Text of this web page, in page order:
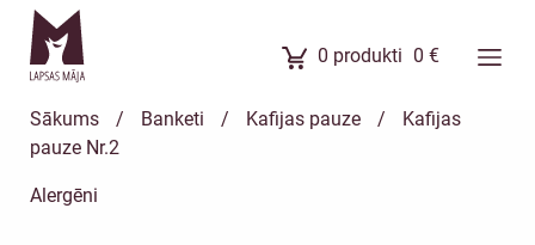
0 produkti 0 €
Ēdienkarte
Sākums / Banketi / Kafijas pauze /
Kafijas
pauze Nr.2
Alergēni